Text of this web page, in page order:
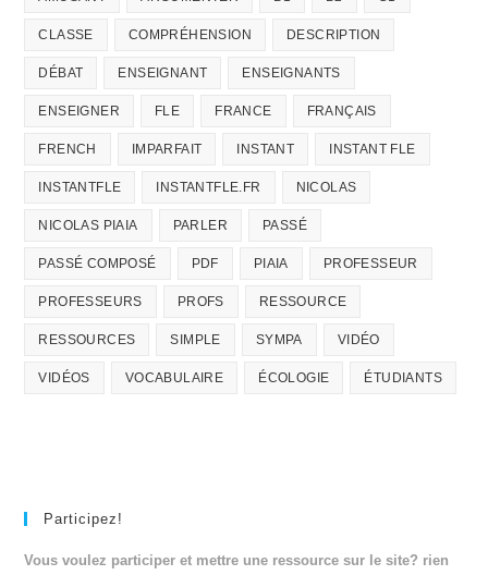
CLASSE COMPRÉHENSION DESCRIPTION
DÉBAT ENSEIGNANT ENSEIGNANTS
ENSEIGNER FLE FRANCE FRANÇAIS
FRENCH IMPARFAIT INSTANT INSTANT FLE
INSTANTFLE INSTANTFLE.FR NICOLAS
NICOLAS PIAIA PARLER PASSÉ
PASSÉ COMPOSÉ PDF PIAIA PROFESSEUR
PROFESSEURS PROFS RESSOURCE
RESSOURCES SIMPLE SYMPA VIDÉO
VIDÉOS VOCABULAIRE ÉCOLOGIE ÉTUDIANTS
Participez!
Vous voulez participer et mettre une ressource sur le site? rien